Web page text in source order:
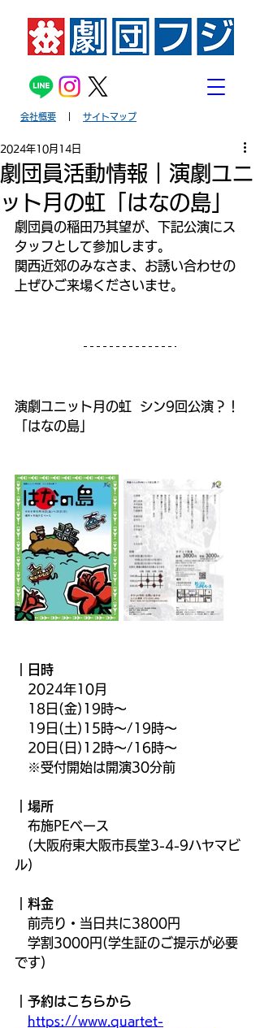
会社概要 サイトマップ
劇団員活動情報｜演劇ユニ
ット月の虹「はなの島」
2024年10月14日
劇団員の稲田乃其望が、下記公演にス
タッフとして参加します。
関西近郊のみなさま、お誘い合わせの
上ぜひご来場くださいませ。
演劇ユニット月の虹  シン9回公演？！
「はなの島」
｜日時
2024年10月
18日(金)19時～
19日(土)15時～/19時～
20日(日)12時～/16時～
※受付開始は開演30分前
｜場所
布施PEベース
(大阪府東大阪市長堂3-4-9ハヤマビ
ル)
｜料金
前売り・当日共に3800円
学割3000円(学生証のご提示が必要
です)
｜予約はこちらから
https://www.quartet-